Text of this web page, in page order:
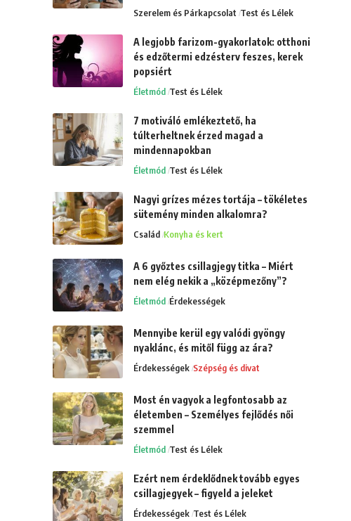
Szerelem és Párkapcsolat Test és Lélek
A legjobb farizom-gyakorlatok: otthoni
és edzőtermi edzésterv feszes, kerek
popsiért
Életmód Test és Lélek
7 motiváló emlékeztető, ha
túlterheltnek érzed magad a
mindennapokban
Életmód Test és Lélek
Nagyi grízes mézes tortája – tökéletes
sütemény minden alkalomra?
Család Konyha és kert
A 6 győztes csillagjegy titka – Miért
nem elég nekik a „középmezőny”?
Életmód Érdekességek
Mennyibe kerül egy valódi gyöngy
nyaklánc, és mitől függ az ára?
Érdekességek Szépség és divat
Most én vagyok a legfontosabb az
életemben – Személyes fejlődés női
szemmel
Életmód Test és Lélek
Ezért nem érdeklődnek tovább egyes
csillagjegyek – figyeld a jeleket
Érdekességek Test és Lélek